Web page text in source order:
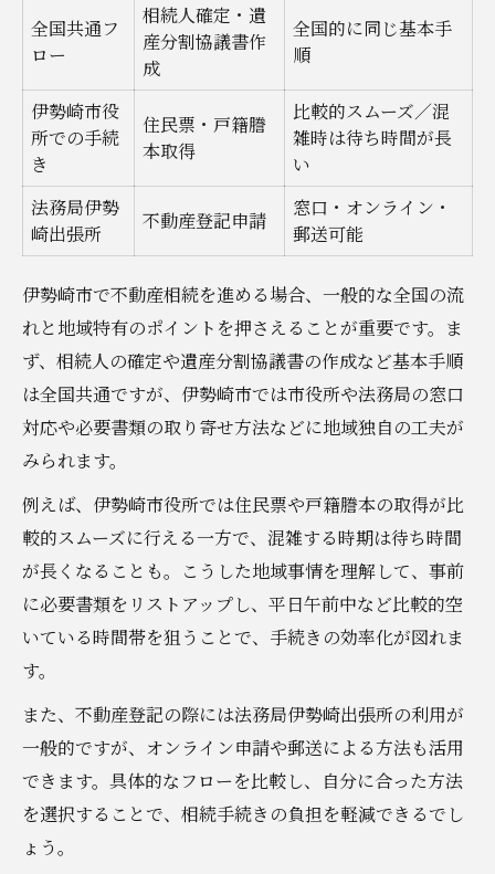
全国共通フ
ロー
相続人確定・遺
産分割協議書作
成
全国的に同じ基本手
順
伊勢崎市役
所での手続
き
住民票・戸籍謄
本取得
比較的スムーズ／混
雑時は待ち時間が長
い
法務局伊勢
崎出張所
不動産登記申請
窓口・オンライン・
郵送可能
伊勢崎市で不動産相続を進める場合、一般的な全国の流
れと地域特有のポイントを押さえることが重要です。ま
ず、相続人の確定や遺産分割協議書の作成など基本手順
は全国共通ですが、伊勢崎市では市役所や法務局の窓口
対応や必要書類の取り寄せ方法などに地域独自の工夫が
みられます。
例えば、伊勢崎市役所では住民票や戸籍謄本の取得が比
較的スムーズに行える一方で、混雑する時期は待ち時間
が長くなることも。こうした地域事情を理解して、事前
に必要書類をリストアップし、平日午前中など比較的空
いている時間帯を狙うことで、手続きの効率化が図れま
す。
また、不動産登記の際には法務局伊勢崎出張所の利用が
一般的ですが、オンライン申請や郵送による方法も活用
できます。具体的なフローを比較し、自分に合った方法
を選択することで、相続手続きの負担を軽減できるでし
ょう。